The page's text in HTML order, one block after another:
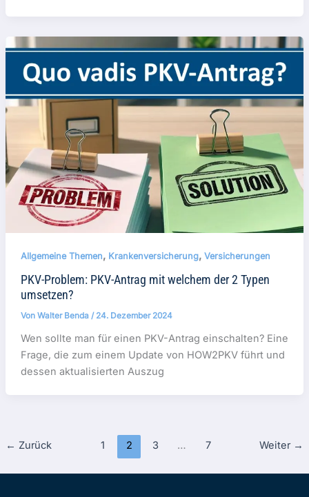
Allgemeine Themen, Krankenversicherung, Versicherungen
PKV-Problem: PKV-Antrag mit welchem der 2 Typen
umsetzen?
Von Walter Benda / 24. Dezember 2024
Wen sollte man für einen PKV-Antrag einschalten? Eine
Frage, die zum einem Update von HOW2PKV führt und
dessen aktualisierten Auszug
← Zurück 1 2 3 … 7 Weiter →